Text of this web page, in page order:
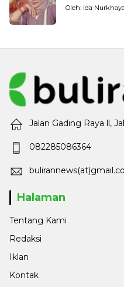
Oleh: Ida Nurkhaya
Jalan Gading Raya ll,
082285086364
Halaman
Tentang Kami
Redaksi
Iklan
Kontak